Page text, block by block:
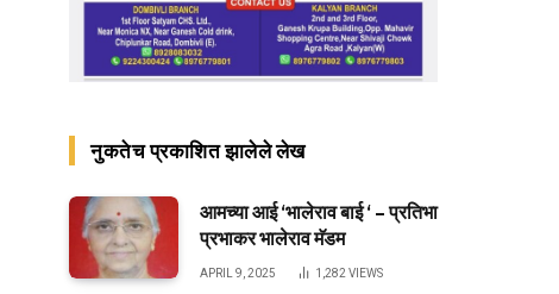
नुकतेच प्रकाशित झालेले लेख
आमच्या आई ‘भालेराव बाई ‘ – प्रतिभा
प्रभाकर भालेराव मॅडम
APRIL 9, 2025 1,282 VIEWS